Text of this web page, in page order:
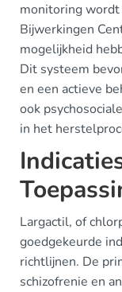
monitoring
Bijwerkingen
mogelijkheid
Dit systeem
en een actieve
ook
in het
Largactil, of
goedgekeurde
richtlijnen. De
schizofrenie en